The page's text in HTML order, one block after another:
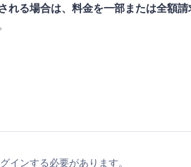
れる場合は、料金を一部または全額
インする必要があります。